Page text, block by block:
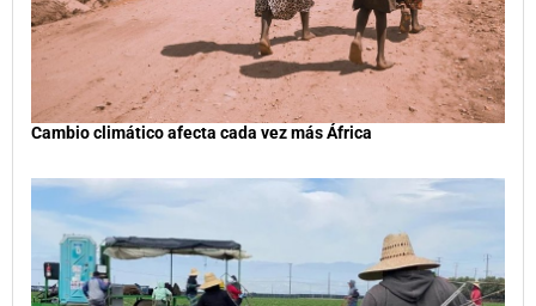
Cambio climático afecta cada vez más África